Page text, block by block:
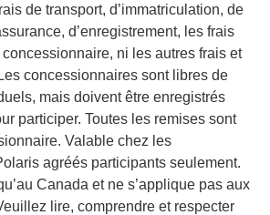
de transport, d’immatriculation, de
d’enregistrement, les frais
ni les autres frais et
concessionnaires sont libres de
mais doivent être enregistrés
participer. Toutes les remises sont
Valable chez les
agréés participants seulement.
Canada et ne s’applique pas aux
lire, comprendre et respecter